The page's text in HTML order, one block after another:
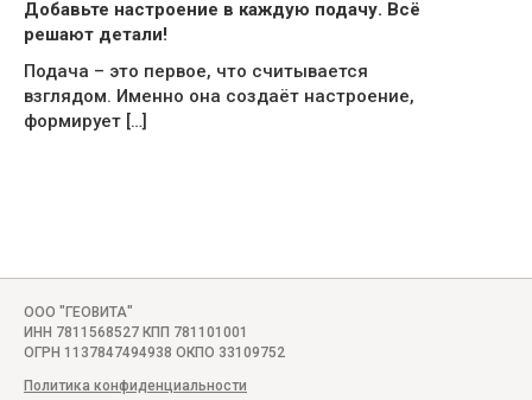
Добавьте настроение в каждую подачу. Всё
решают детали!
Подача – это первое, что считывается
взглядом. Именно она создаёт настроение,
формирует […]
ООО "ГЕОВИТА"
ИНН 7811568527 КПП 781101001
ОГРН 1137847494938 ОКПО 33109752
Политика конфиденциальности